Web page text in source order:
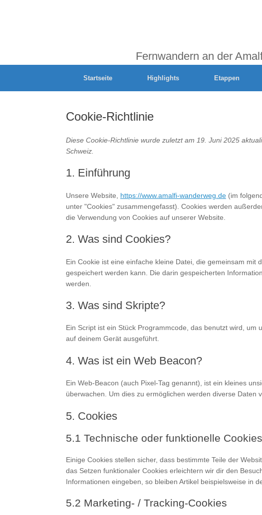
Fernwandern an der
Startseite Highlights Etappen
Cookie-Richtlinie
Diese Cookie-Richtlinie wurde zuletzt am 19. Juni 2025
Schweiz.
1. Einführung
Unsere Website, https://www.amalfi-wanderweg.de (im
unter "Cookies" zusammengefasst). Cookies werden
die Verwendung von Cookies auf unserer Website.
2. Was sind Cookies?
Ein Cookie ist eine einfache kleine Datei, die gemeinsam
gespeichert werden kann. Die darin gespeicherten
werden.
3. Was sind Skripte?
Ein Script ist ein Stück Programmcode, das benutzt wird,
auf deinem Gerät ausgeführt.
4. Was ist ein Web Beacon?
Ein Web-Beacon (auch Pixel-Tag genannt), ist ein kleines
überwachen. Um dies zu ermöglichen werden diverse Daten
5. Cookies
5.1 Technische oder funktionelle Cookies
Einige Cookies stellen sicher, dass bestimmte Teile der
das Setzen funktionaler Cookies erleichtern wir dir den
Informationen eingeben, so bleiben Artikel beispielsweise in
5.2 Marketing- / Tracking-Cookies